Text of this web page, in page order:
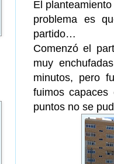
El
problema es
partido…
Comenzó el
muy
minutos, pero
fuimos
puntos no se